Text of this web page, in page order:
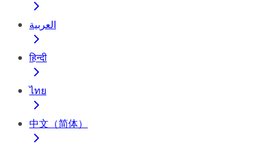
العربية
हिन्दी
ไทย
中文（简体）